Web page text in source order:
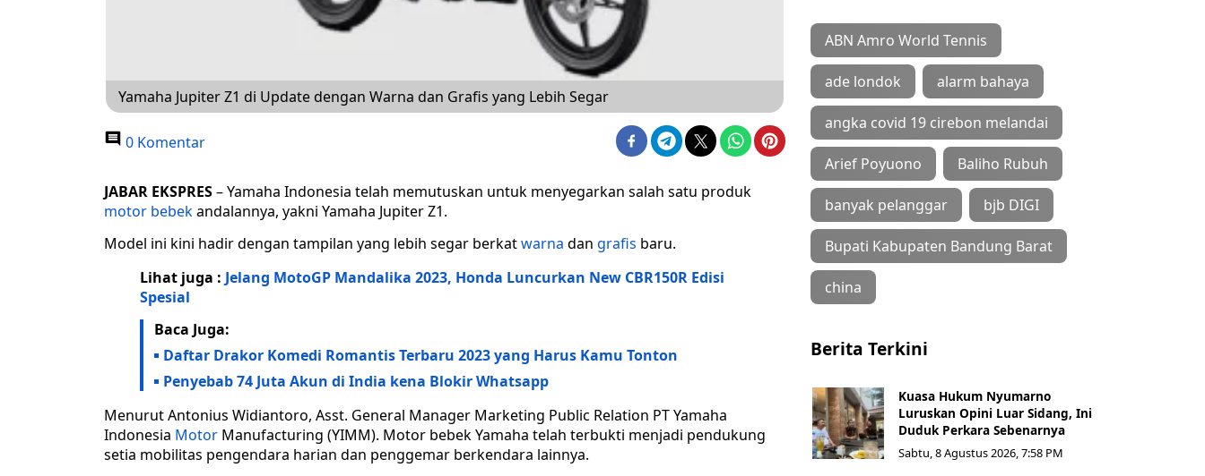
Yamaha Jupiter Z1 di Update dengan Warna dan Grafis yang Lebih Segar
0 Komentar
JABAR EKSPRES– Yamaha Indonesia telah memutuskan untuk menyegarkan salah satu produk
motor bebekandalannya, yakni Yamaha Jupiter Z1.
Model ini kini hadir dengan tampilan yang lebih segar berkatwarna dan grafis baru.
Lihat juga : Jelang MotoGP Mandalika 2023, Honda Luncurkan New CBR150R Edisi
Spesial
Baca Juga:
Daftar Drakor Komedi Romantis Terbaru 2023 yang Harus Kamu Tonton
Penyebab 74 Juta Akun di India kena Blokir Whatsapp
Menurut Antonius Widiantoro, Asst. General Manager Marketing Public Relation PT Yamaha
Indonesia Motor Manufacturing (YIMM). Motor bebek Yamaha telah terbukti menjadi pendukung
setia mobilitas pengendara harian dan penggemar berkendara lainnya.
ABN Amro World Tennis
ade londok alarm bahaya
angka covid 19 cirebon melandai
Arief Poyuono Baliho Rubuh
banyak pelanggar bjb DIGI
Bupati Kabupaten Bandung Barat
china
Berita Terkini
Kuasa Hukum Nyumarno
Luruskan Opini Luar Sidang, Ini
Duduk Perkara Sebenarnya ​
Sabtu, 8 Agustus 2026, 7:58 PM